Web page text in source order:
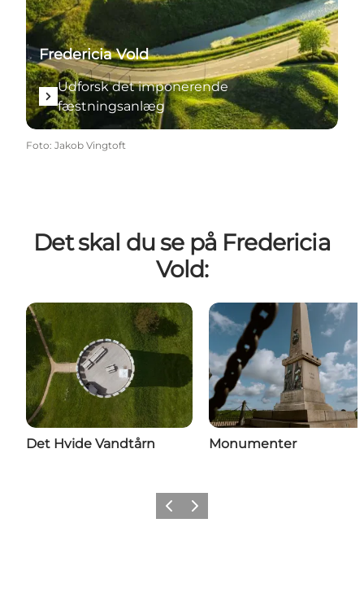
Fredericia Vold
Udforsk det imponerende
fæstningsanlæg
Foto: Jakob Vingtoft
Det skal du se på Fredericia
Vold:
Det Hvide Vandtårn Monumenter
Forrige billede
Næste billede